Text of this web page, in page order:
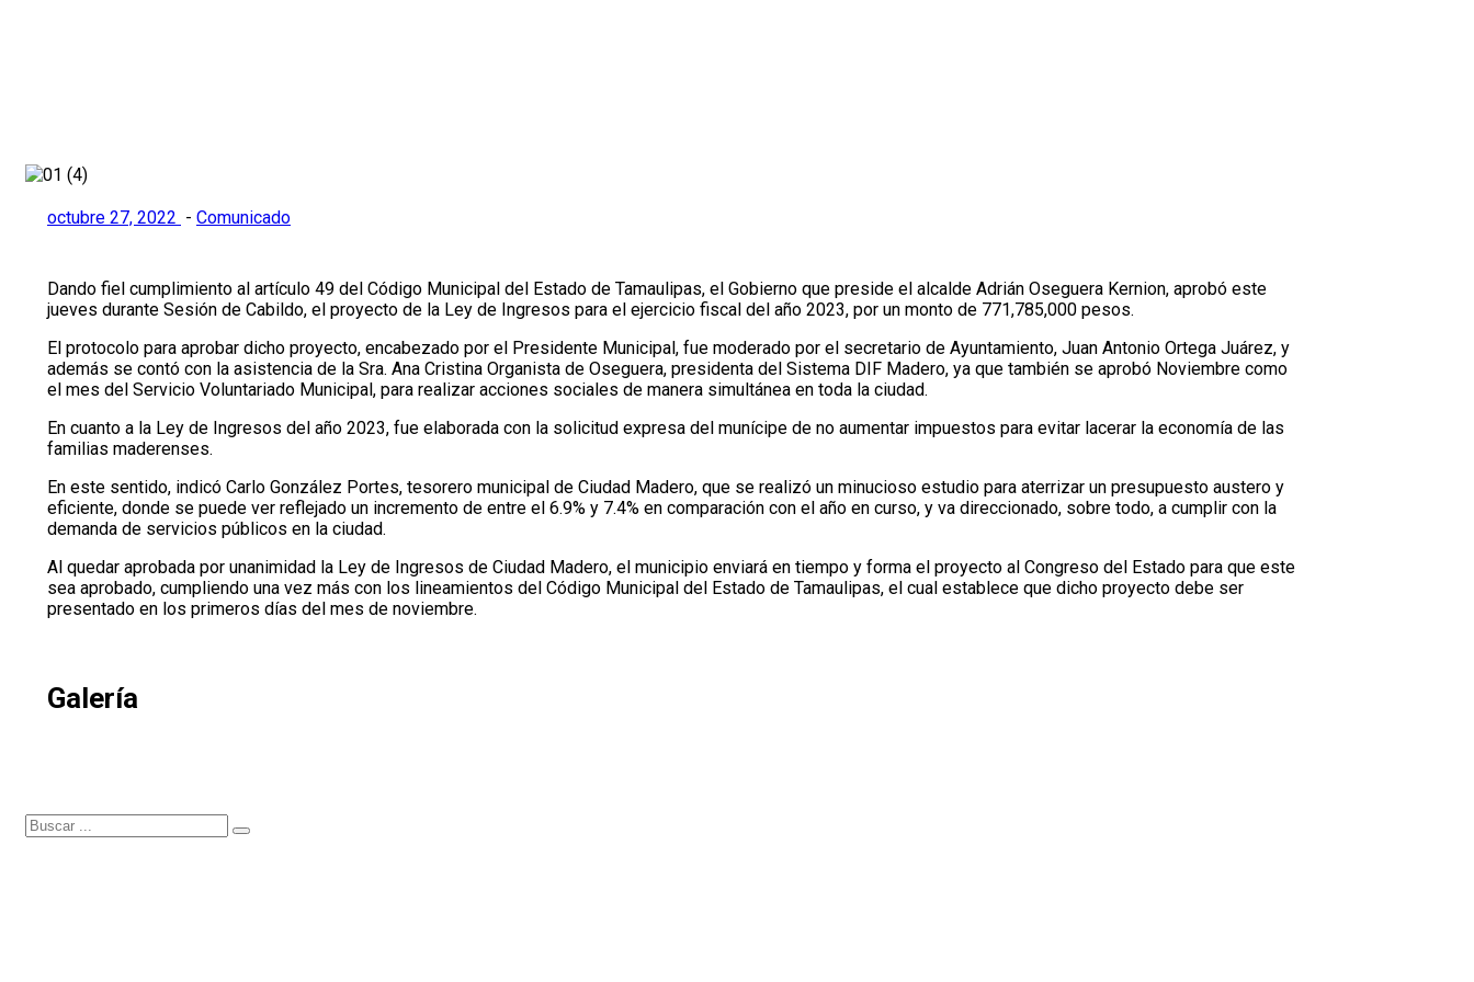
octubre 27, 2022 - Comunicado
Dando fiel cumplimiento al artículo 49 del Código Municipal del Estado de Tamaulipas, el Gobierno que preside el alcalde Adrián Oseguera Kernion, aprobó este
jueves durante Sesión de Cabildo, el proyecto de la Ley de Ingresos para el ejercicio fiscal del año 2023, por un monto de 771,785,000 pesos.
El protocolo para aprobar dicho proyecto, encabezado por el Presidente Municipal, fue moderado por el secretario de Ayuntamiento, Juan Antonio Ortega Juárez, y
además se contó con la asistencia de la Sra. Ana Cristina Organista de Oseguera, presidenta del Sistema DIF Madero, ya que también se aprobó Noviembre como
el mes del Servicio Voluntariado Municipal, para realizar acciones sociales de manera simultánea en toda la ciudad.
En cuanto a la Ley de Ingresos del año 2023, fue elaborada con la solicitud expresa del munícipe de no aumentar impuestos para evitar lacerar la economía de las
familias maderenses.
En este sentido, indicó Carlo González Portes, tesorero municipal de Ciudad Madero, que se realizó un minucioso estudio para aterrizar un presupuesto austero y
eficiente, donde se puede ver reflejado un incremento de entre el 6.9% y 7.4% en comparación con el año en curso, y va direccionado, sobre todo, a cumplir con la
demanda de servicios públicos en la ciudad.
Al quedar aprobada por unanimidad la Ley de Ingresos de Ciudad Madero, el municipio enviará en tiempo y forma el proyecto al Congreso del Estado para que este
sea aprobado, cumpliendo una vez más con los lineamientos del Código Municipal del Estado de Tamaulipas, el cual establece que dicho proyecto debe ser
presentado en los primeros días del mes de noviembre.
Galería